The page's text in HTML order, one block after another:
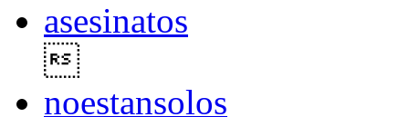
asesinatos
noestansolos